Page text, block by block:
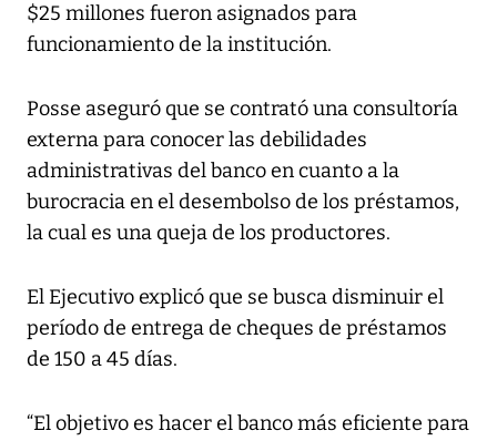
$25 millones fueron asignados para
funcionamiento de la institución.
Posse aseguró que se contrató una consultoría
externa para conocer las debilidades
administrativas del banco en cuanto a la
burocracia en el desembolso de los préstamos,
la cual es una queja de los productores.
El Ejecutivo explicó que se busca disminuir el
período de entrega de cheques de préstamos
de 150 a 45 días.
“El objetivo es hacer el banco más eficiente para